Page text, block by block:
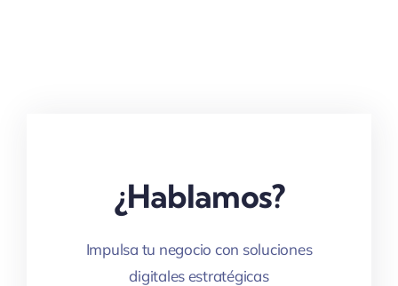
¿Hablamos?
Impulsa tu negocio con soluciones
digitales estratégicas